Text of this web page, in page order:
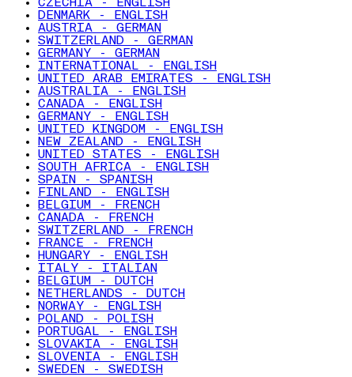
CZECHIA - ENGLISH
DENMARK - ENGLISH
AUSTRIA - GERMAN
SWITZERLAND - GERMAN
GERMANY - GERMAN
INTERNATIONAL - ENGLISH
UNITED ARAB EMIRATES - ENGLISH
AUSTRALIA - ENGLISH
CANADA - ENGLISH
GERMANY - ENGLISH
UNITED KINGDOM - ENGLISH
NEW ZEALAND - ENGLISH
UNITED STATES - ENGLISH
SOUTH AFRICA - ENGLISH
SPAIN - SPANISH
FINLAND - ENGLISH
BELGIUM - FRENCH
CANADA - FRENCH
SWITZERLAND - FRENCH
FRANCE - FRENCH
HUNGARY - ENGLISH
ITALY - ITALIAN
BELGIUM - DUTCH
NETHERLANDS - DUTCH
NORWAY - ENGLISH
POLAND - POLISH
PORTUGAL - ENGLISH
SLOVAKIA - ENGLISH
SLOVENIA - ENGLISH
SWEDEN - SWEDISH